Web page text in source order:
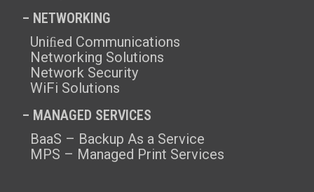
– NETWORKING
Uniﬁed Communications
Networking Solutions
Network Security
WiFi Solutions
– MANAGED SERVICES
BaaS – Backup As a Service
MPS – Managed Print Services